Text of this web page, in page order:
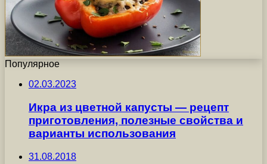
Популярное
02.03.2023
Икра из цветной капусты — рецепт
приготовления, полезные свойства и
варианты использования
31.08.2018